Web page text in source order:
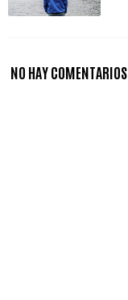
NO HAY COMENTARIOS